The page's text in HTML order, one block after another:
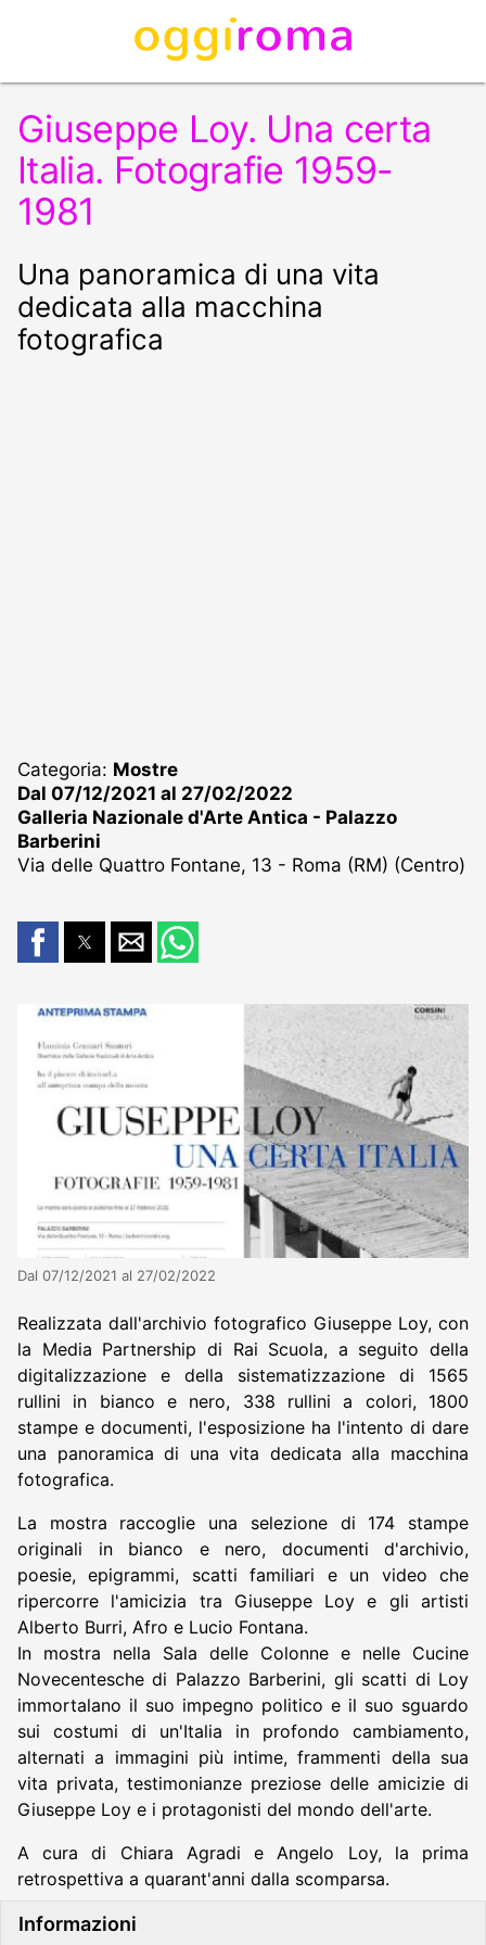
Giuseppe Loy. Una certa
Italia. Fotografie 1959-
1981
Una panoramica di una vita
dedicata alla macchina
fotografica
Categoria: Mostre
Dal 07/12/2021 al 27/02/2022
Galleria Nazionale d'Arte Antica - Palazzo
Barberini
Via delle Quattro Fontane, 13 - Roma (RM) (Centro)
Dal 07/12/2021 al 27/02/2022
Realizzata dall'archivio fotografico Giuseppe Loy, con
la Media Partnership di Rai Scuola, a seguito della
digitalizzazione e della sistematizzazione di 1565
rullini in bianco e nero, 338 rullini a colori, 1800
stampe e documenti, l'esposizione ha l'intento di dare
una panoramica di una vita dedicata alla macchina
fotografica.
La mostra raccoglie una selezione di 174 stampe
originali in bianco e nero, documenti d'archivio,
poesie, epigrammi, scatti familiari e un video che
ripercorre l'amicizia tra Giuseppe Loy e gli artisti
Alberto Burri, Afro e Lucio Fontana.
In mostra nella Sala delle Colonne e nelle Cucine
Novecentesche di Palazzo Barberini, gli scatti di Loy
immortalano il suo impegno politico e il suo sguardo
sui costumi di un'Italia in profondo cambiamento,
alternati a immagini più intime, frammenti della sua
vita privata, testimonianze preziose delle amicizie di
Giuseppe Loy e i protagonisti del mondo dell'arte.
A cura di Chiara Agradi e Angelo Loy, la prima
retrospettiva a quarant'anni dalla scomparsa.
Informazioni